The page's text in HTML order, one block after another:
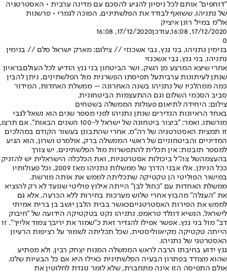
"דוחפים" אותם לכל ניסיון להגיע להסכם עם מדינה ערבית • האסטרטגיה
של נתניהו, ששואף לבודד את הפלשתינים, הפוכה לגמרי • פרשנות
אל''מ במיל' רונן איציק
17/12/2020, 16:08
,עודכן17/12/2020, 16:08
0
בנימין נתניהו, בני גנץ, גבי אשכנזי // צילום: מארק ישראל סלם // בנימין
נתניהו, בני גנץ, גבי אשכנזי
אחרי שיצא המרצע מן השק, ושר הביטחון בני גנץ הודיע לכל העולםבראיון
שנתן לעיתונות ערביתעל תפיסתו הפשרנית מול הפלשתינים, ניתן להבין
כמה ממהלכיו של נתניהו בשנה האחרונה – ממשלת האחדות, המידור
סביב הסכמי השלום וגם ההתעצמות הביטחונית.
צילום: היחידה לתיאום פעולות הממשלה בשטחים
באחד הראיונות הנדירים שנתן נתניהו לפני מספר שנים הוא נשאל לגבי
מורשתו, ואמר: "ביצור ביטחונה של ישראל ל-100 השנים הבאות". אם תרצו,
זו תמצית האסטרטגיה של רה"מ. אחרי שהתבונן בעשור הקודם במהלכים
המדיניים והביטחוניים של ראשי הממשלה ברק, אולמרט ושרון, הוא הגיע
למספר תובנות: אין תכלית להתפשרות מול הפלשתינים, יש צורך
בהעצמהשל צה"ל ביכולות אסטרטגיות, ואת הכלכלה הישראלית יש להזניק
ככל הניתן. אלו אבני הדרך של ממשלות נתניהו מאז 2009, וכל פעולותיו
במישור הפוליטי הן טקטיקה שתכליתה לממש את אותה מורשת.
ממשלת האחדות עם "כחול לבן" הייתה אילוץ פוליטי שנועד לא רק להוציא
את "העגלה" מהבוץ אחרי שלוש מערכות בחירות ללא הכרעה, אלא גם
לממש את הפירות האסטרטגייםכאשר בבית הלבן יושב בן ברית אמיתי
לישראל, הנשיא דונלד טראמפ. נתניהו נקט בטקטיקה הידועה של "חיבוק
דב" מול בני גנץ. אפשר אפילו להגדיר זאת כ"שמור את יריבך צמוד אלייך". זו
הייתה טקטיקה מקיאווליסטית, שכל תכליתה לשמור על רציפות הרעיון
האסטרטגי של נתניהו.
גנץ ידוע בחיבתו הרבה לראש הממשלה המנוח יצחק רבין, ולא מפתיע
שהוא מצודד בפתרון הבעיה הפלשתינית כאילו היא אם כל הבעיות שלנו.
אולם התפיסה הזו אינה מתחברת, שלא לומר נוגדת לחלוטין את